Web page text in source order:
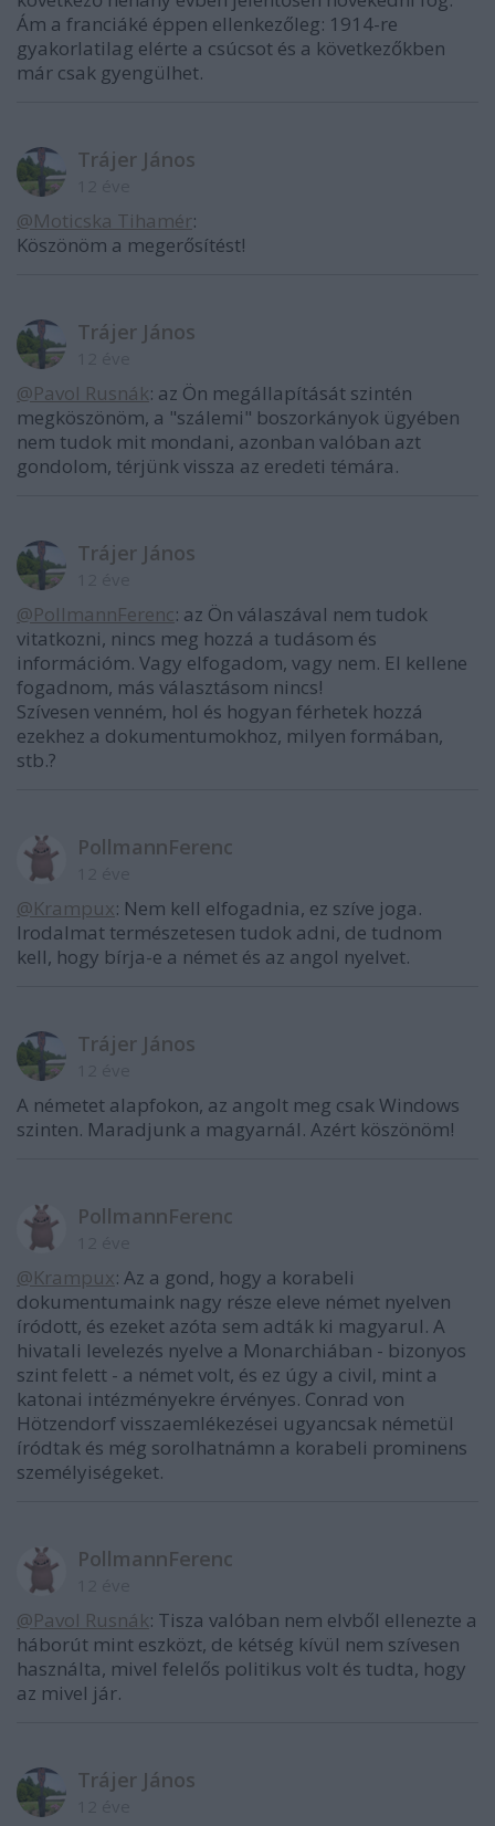
Ám a franciáké éppen ellenkezőleg: 1914-re
gyakorlatilag elérte a csúcsot és a következőkben
már csak gyengülhet.
Trájer János
@Moticska Tihamér:
Köszönöm a megerősítést!
Trájer János
@Pavol Rusnák: az Ön megállapítását szintén
megköszönöm, a "szálemi" boszorkányok ügyében
nem tudok mit mondani, azonban valóban azt
gondolom, térjünk vissza az eredeti témára.
Trájer János
@PollmannFerenc: az Ön válaszával nem tudok
vitatkozni, nincs meg hozzá a tudásom és
információm. Vagy elfogadom, vagy nem. El kellene
fogadnom, más választásom nincs!
Szívesen venném, hol és hogyan férhetek hozzá
ezekhez a dokumentumokhoz, milyen formában,
stb.?
PollmannFerenc
@Krampux: Nem kell elfogadnia, ez szíve joga.
Irodalmat természetesen tudok adni, de tudnom
kell, hogy bírja-e a német és az angol nyelvet.
Trájer János
A németet alapfokon, az angolt meg csak Windows
szinten. Maradjunk a magyarnál. Azért köszönöm!
PollmannFerenc
@Krampux: Az a gond, hogy a korabeli
dokumentumaink nagy része eleve német nyelven
íródott, és ezeket azóta sem adták ki magyarul. A
hivatali levelezés nyelve a Monarchiában - bizonyos
szint felett - a német volt, és ez úgy a civil, mint a
katonai intézményekre érvényes. Conrad von
Hötzendorf visszaemlékezései ugyancsak németül
íródtak és még sorolhatnámn a korabeli prominens
személyiségeket.
PollmannFerenc
@Pavol Rusnák: Tisza valóban nem elvből ellenezte a
háborút mint eszközt, de kétség kívül nem szívesen
használta, mivel felelős politikus volt és tudta, hogy
az mivel jár.
Trájer János